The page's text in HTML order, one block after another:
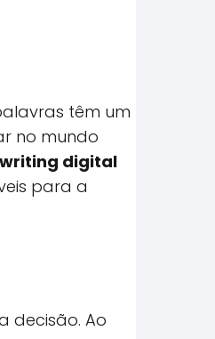
têm um
no mundo
digital
para a
decisão. Ao